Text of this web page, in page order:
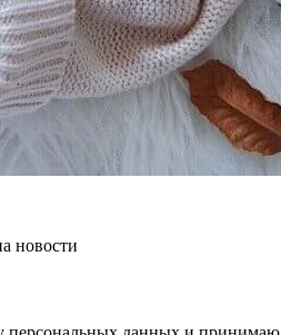
новости